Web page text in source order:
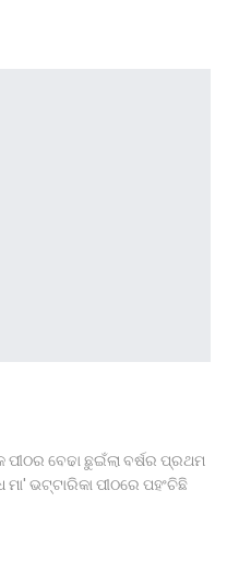
ବେଢା ଛୁଇଁଲା ବର୍ଷର ପ୍ରଥମ
ଭଟ୍ଟାରିକା ପୀଠରେ ପହଂଚିଛି